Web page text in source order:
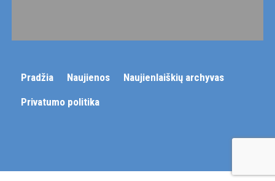
Pradžia Naujienos
Naujienlaiškių archyvas
Privatumo politika